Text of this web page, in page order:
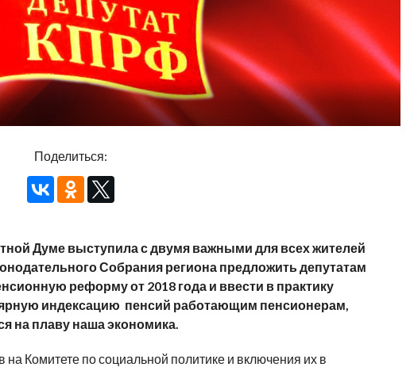
Поделиться:
Думе выступила с двумя важными для всех жителей
Собрания региона предложить депутатам
реформу от 2018 года и ввести в практику
индексацию пенсий работающим пенсионерам,
на плаву наша экономика.
Комитете по социальной политике и включения их в